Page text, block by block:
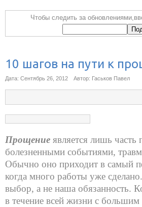
Чтобы следить за
10 шагов на пути к
Дата: Сентябрь 26, 2012 Автор: Гаськов Павел
Прощение является лишь часть
болезненными событиями,
Обычно оно приходит в самый
когда много работы уже
выбор, а не наша обязанность.
в течение всей жизни с большим